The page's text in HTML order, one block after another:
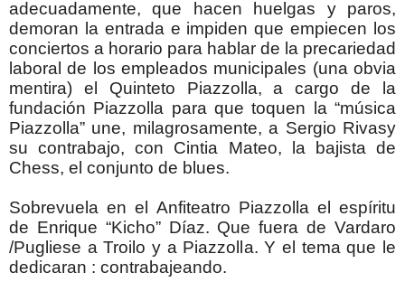
adecuadamente, que hacen huelgas y paros,
demoran la entrada e impiden que empiecen los
conciertos a horario para hablar de la precariedad
laboral de los empleados municipales (una obvia
mentira) el Quinteto Piazzolla, a cargo de la
fundación Piazzolla para que toquen la “música
Piazzolla” une, milagrosamente, a Sergio Rivasy
su contrabajo, con Cintia Mateo, la bajista de
Chess, el conjunto de blues.
Sobrevuela en el Anfiteatro Piazzolla el espíritu
de Enrique “Kicho” Díaz. Que fuera de Vardaro
/Pugliese a Troilo y a Piazzolla. Y el tema que le
dedicaran : contrabajeando.